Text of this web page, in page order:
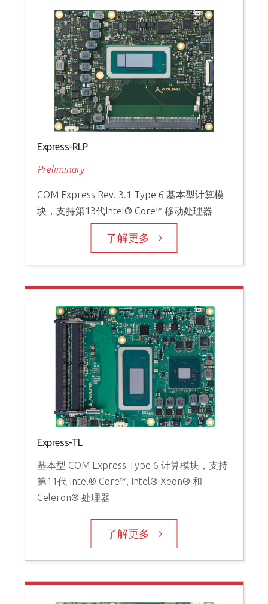
Express-RLP
Preliminary
COM Express Rev. 3.1 Type 6 基本型计算模
块，支持第13代Intel® Core™ 移动处理器
了解更多
Express-TL
基本型 COM Express Type 6 计算模块，支持
第11代 Intel® Core™, Intel® Xeon® 和
Celeron® 处理器
了解更多